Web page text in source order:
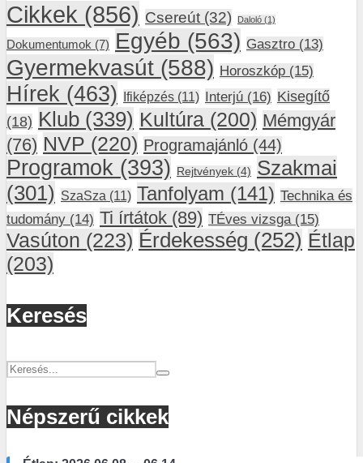
Cikkek (856) Csereút (32) Daloló (1)
Dokumentumok (7) Egyéb (563) Gasztro (13)
Gyermekvasút (588) Horoszkóp (15)
Hírek (463) Ifiképzés (11) Interjú (16) Kisegítő
(18) Klub (339) Kultúra (200) Mémgyár
(76) NVP (220) Programajánló (44)
Programok (393) Rejtvények (4) Szakmai
(301) SzaSza (11) Tanfolyam (141) Technika és
tudomány (14) Ti írtátok (89) TÉves vizsga(15)
Vasúton (223) Érdekesség (252) Étlap
(203)
Keresés
Népszerű cikkek